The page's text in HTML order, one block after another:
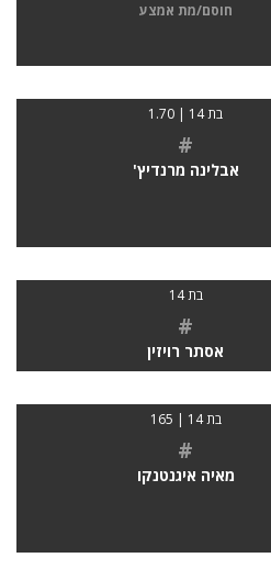
חוסם/מת אמצע
בת 14 | 1.70
#
אבלינה מרנדיץ'
בת 14
#
אסתר רויזין
בת 14 | 165
#
מאיה איגנטנקו